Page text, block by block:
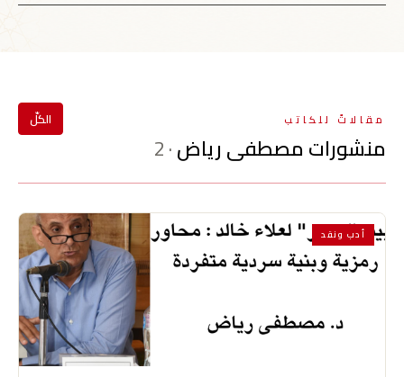
مقالاتٌ للكاتب
منشورات مصطفى رياض· 2
الكلّ
أدب ونقد